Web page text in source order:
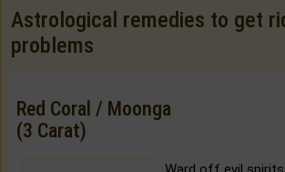
Astrological remedies to get
problems
Red Coral / Moonga
(3 Carat)